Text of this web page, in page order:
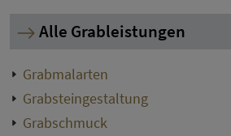
Alle Grableistungen
Grabmalarten
Grabsteingestaltung
Grabschmuck